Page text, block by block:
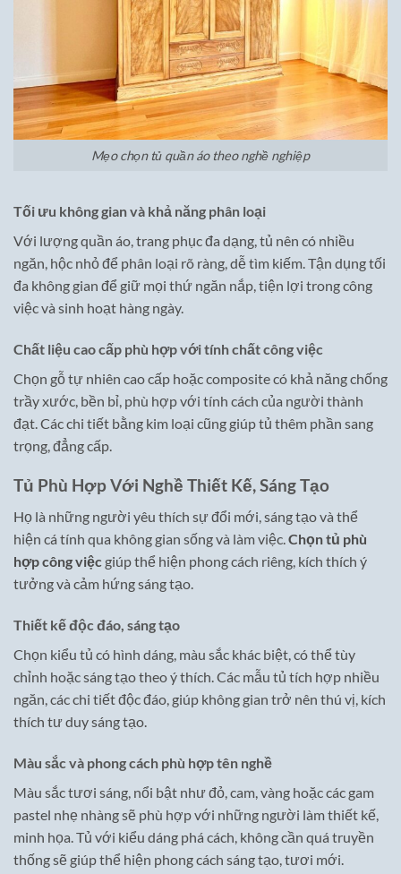
Mẹo chọn tủ quần áo theo nghề nghiệp
Tối ưu không gian và khả năng phân loại
Với lượng quần áo, trang phục đa dạng, tủ nên có nhiều
ngăn, hộc nhỏ để phân loại rõ ràng, dễ tìm kiếm. Tận dụng tối
đa không gian để giữ mọi thứ ngăn nắp, tiện lợi trong công
việc và sinh hoạt hàng ngày.
Chất liệu cao cấp phù hợp với tính chất công việc
Chọn gỗ tự nhiên cao cấp hoặc composite có khả năng chống
trầy xước, bền bỉ, phù hợp với tính cách của người thành
đạt. Các chi tiết bằng kim loại cũng giúp tủ thêm phần sang
trọng, đẳng cấp.
Tủ Phù Hợp Với Nghề Thiết Kế, Sáng Tạo
Họ là những người yêu thích sự đổi mới, sáng tạo và thể
hiện cá tính qua không gian sống và làm việc.Chọn tủ phù
hợp công việc giúp thể hiện phong cách riêng, kích thích ý
tưởng và cảm hứng sáng tạo.
Thiết kế độc đáo, sáng tạo
Chọn kiểu tủ có hình dáng, màu sắc khác biệt, có thể tùy
chỉnh hoặc sáng tạo theo ý thích. Các mẫu tủ tích hợp nhiều
ngăn, các chi tiết độc đáo, giúp không gian trở nên thú vị, kích
thích tư duy sáng tạo.
Màu sắc và phong cách phù hợp tên nghề
Màu sắc tươi sáng, nổi bật như đỏ, cam, vàng hoặc các gam
pastel nhẹ nhàng sẽ phù hợp với những người làm thiết kế,
minh họa. Tủ với kiểu dáng phá cách, không cần quá truyền
thống sẽ giúp thể hiện phong cách sáng tạo, tươi mới.